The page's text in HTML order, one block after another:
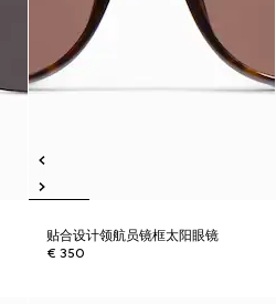
贴合设计领航员镜框太阳眼镜
€ 350